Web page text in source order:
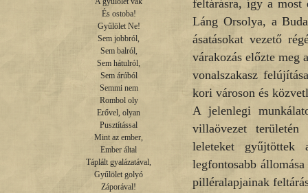
És ostoba!
Gyűlölet Ne!
Sem jobbról,
Sem balról,
Sem hátulról,
Sem árúból
Semmi nem
Rombol oly
Erővel, olyan
Pusztítással
Mint az ember,
Ember által
Táplált gyalázatával,
Gyűlölet golyó
Záporával!
feltárásra, így a most
Láng Orsolya, a
ásatásokat vezető
várakozás előzte meg
vonalszakasz
kori városon és
A jelenlegi
villaövezet
leleteket gyűjtöttek
legfontosabb
pilléralapjainak